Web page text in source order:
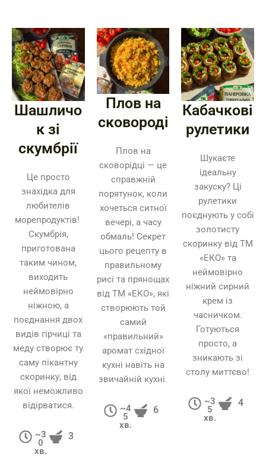
Шашличо
к зі
скумбрії
Це просто
знахідка для
любителів
морепродуктів!
Скумбрія,
приготована
таким чином,
виходить
неймовірно
ніжною, а
поєднання двох
видів гірчиці та
меду створює ту
саму пікантну
скоринку, від
якої неможливо
відірватися.
~3
0
хв.
3
Плов на
сковороді
Плов на
сковорідці — це
справжній
порятунок, коли
хочеться ситної
вечері, а часу
обмаль! Секрет
цього рецепту в
правильному
рисі та прянощах
від ТМ «ЕКО», які
створюють той
самий
«правильний»
аромат східної
кухні навіть на
звичайній кухні.
~4
5
хв.
6
Кабачкові
рулетики
Шукаєте
ідеальну
закуску? Ці
рулетики
поєднують у собі
золотисту
скоринку від ТМ
«ЕКО» та
неймовірно
ніжний сирний
крем із
часничком.
Готуються
просто, а
зникають зі
столу миттєво!
~3
5
хв.
4